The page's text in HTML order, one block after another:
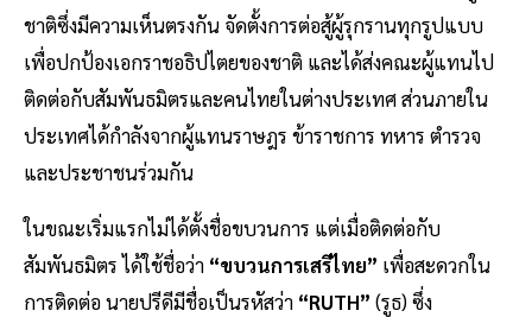
ชาติซึ่งมีความเห็นตรงกัน จัดตั้งการต่อสู้ผู้รุกรานทุกรูปแบบ
เพื่อปกป้องเอกราชอธิปไตยของชาติ และได้ส่งคณะผู้แทนไป
ติดต่อกับสัมพันธมิตรและคนไทยในต่างประเทศ ส่วนภายใน
ประเทศได้กำลังจากผู้แทนราษฎร ข้าราชการ ทหาร ตำรวจ
และประชาชนร่วมกัน
ในขณะเริ่มแรกไม่ได้ตั้งชื่อขบวนการ แต่เมื่อติดต่อกับ
สัมพันธมิตร ได้ใช้ชื่อว่า “ขบวนการเสรีไทย” เพื่อสะดวกใน
การติดต่อ นายปรีดีมีชื่อเป็นรหัสว่า “RUTH” (รูธ) ซึ่ง